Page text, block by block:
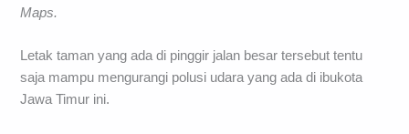
Maps.
Letak taman yang ada di pinggir jalan besar tersebut tentu
saja mampu mengurangi polusi udara yang ada di ibukota
Jawa Timur ini.